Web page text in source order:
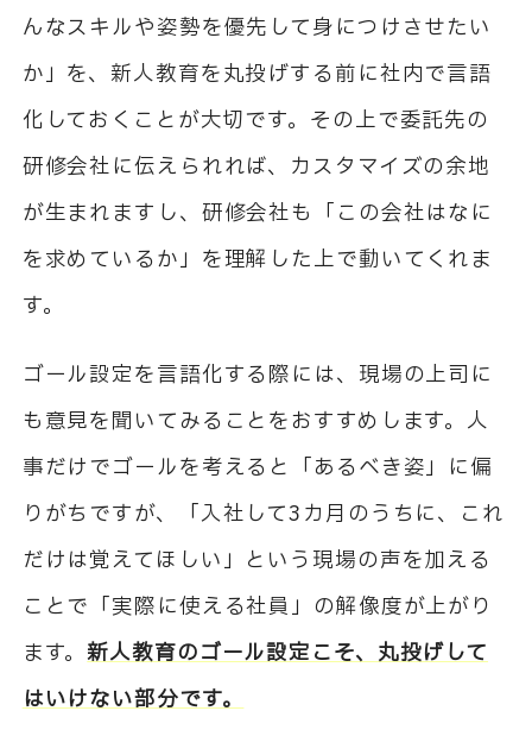
んなスキルや姿勢を優先して身につけさせたい
か」を、新人教育を丸投げする前に社内で言語
化しておくことが大切です。その上で委託先の
研修会社に伝えられれば、カスタマイズの余地
が生まれますし、研修会社も「この会社はなに
を求めているか」を理解した上で動いてくれま
す。
ゴール設定を言語化する際には、現場の上司に
も意見を聞いてみることをおすすめします。人
事だけでゴールを考えると「あるべき姿」に偏
りがちですが、「入社して3カ月のうちに、これ
だけは覚えてほしい」という現場の声を加える
ことで「実際に使える社員」の解像度が上がり
ます。新人教育のゴール設定こそ、丸投げして
はいけない部分です。